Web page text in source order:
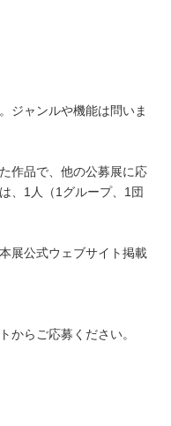
ジャンルや機能は問いま
作品で、他の公募展に応
、1人（1グループ、1団
展公式ウェブサイト掲載
からご応募ください。